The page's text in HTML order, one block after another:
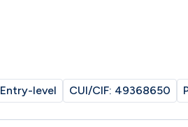
Entry-level CUI/CIF: 49368650